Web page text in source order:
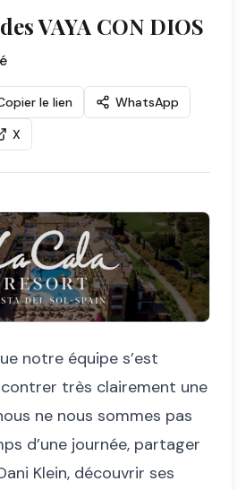
VAYA CON DIOS
le lien
WhatsApp
X
notre équipe s’est
très clairement une
ne nous sommes pas
d’une journée, partager
Klein, découvrir ses